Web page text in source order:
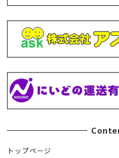
トップページ